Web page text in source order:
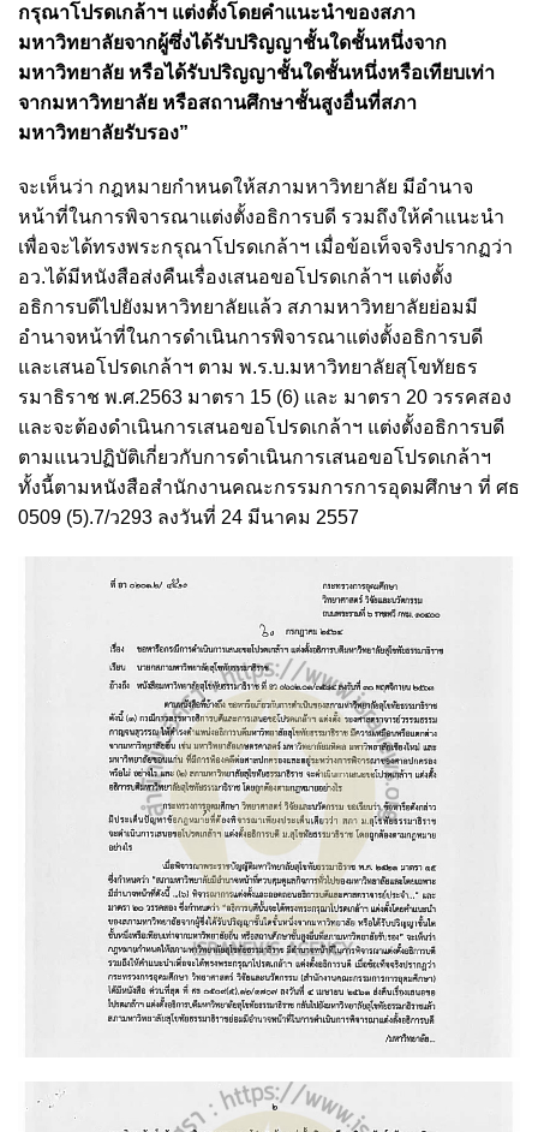
กรุณาโปรดเกล้าฯ แต่งตั้งโดยคำแนะนำของสภา
มหาวิทยาลัยจากผู้ซึ่งได้รับปริญญาชั้นใดชั้นหนึ่งจาก
มหาวิทยาลัย หรือได้รับปริญญาชั้นใดชั้นหนึ่งหรือเทียบเท่า
จากมหาวิทยาลัย หรือสถานศึกษาชั้นสูงอื่นที่สภา
มหาวิทยาลัยรับรอง”
จะเห็นว่า กฎหมายกำหนดให้สภามหาวิทยาลัย มีอำนาจ
หน้าที่ในการพิจารณาแต่งตั้งอธิการบดี รวมถึงให้คำแนะนำ
เพื่อจะได้ทรงพระกรุณาโปรดเกล้าฯ เมื่อข้อเท็จจริงปรากฏว่า
อว.ได้มีหนังสือส่งคืนเรื่องเสนอขอโปรดเกล้าฯ แต่งตั้ง
อธิการบดีไปยังมหาวิทยาลัยแล้ว สภามหาวิทยาลัยย่อมมี
อำนาจหน้าที่ในการดำเนินการพิจารณาแต่งตั้งอธิการบดี
และเสนอโปรดเกล้าฯ ตาม พ.ร.บ.มหาวิทยาลัยสุโขทัยธร
รมาธิราช พ.ศ.2563 มาตรา 15 (6) และ มาตรา 20 วรรคสอง
และจะต้องดำเนินการเสนอขอโปรดเกล้าฯ แต่งตั้งอธิการบดี
ตามแนวปฏิบัติเกี่ยวกับการดำเนินการเสนอขอโปรดเกล้าฯ
ทั้งนี้ตามหนังสือสำนักงานคณะกรรมการการอุดมศึกษา ที่ ศธ
0509 (5).7/ว293 ลงวันที่ 24 มีนาคม 2557